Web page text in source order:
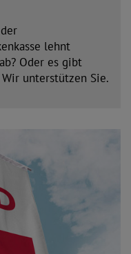
lehnt
Oder es gibt
unterstützen Sie.